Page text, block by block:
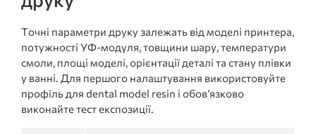
Точні параметри друку залежать від моделі принтера,
потужності УФ-модуля, товщини шару, температури
смоли, площі моделі, орієнтації деталі та стану плівки
у ванні. Для першого налаштування використовуйте
профіль для dental model resin і обов’язково
виконайте тест експозиції.